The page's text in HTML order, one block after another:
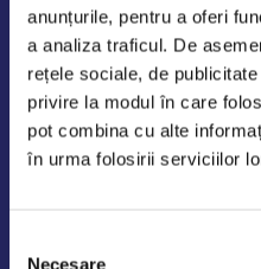
anunțurile, pentru a oferi
a analiza traficul. De
rețele sociale, de
privire la modul în care
pot combina cu alte
în urma folosirii serviciilor
Necesare
Program de
Luni - Vineri: 09:00-18:00
Sambata - Duminica: